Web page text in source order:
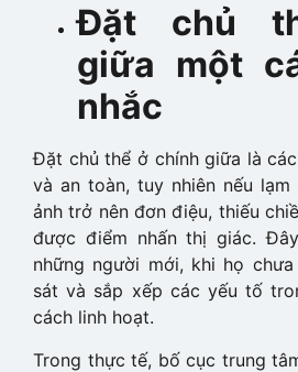
Đặt chủ
giữa một
nhắc
Đặt chủ thể ở chính giữa là
và an toàn, tuy nhiên nếu lạm
ảnh trở nên đơn điệu, thiếu
được điểm nhấn thị giác.
những người mới, khi họ
sát và sắp xếp các yếu tố
cách linh hoạt.
Trong thực tế, bố cục trung